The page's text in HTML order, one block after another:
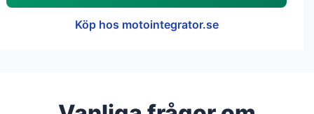
Köp hos motointegrator.se